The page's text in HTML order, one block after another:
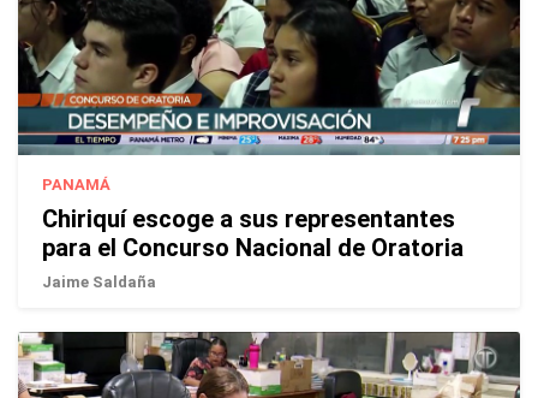
PANAMÁ
Chiriquí escoge a sus representantes
para el Concurso Nacional de Oratoria
Jaime Saldaña